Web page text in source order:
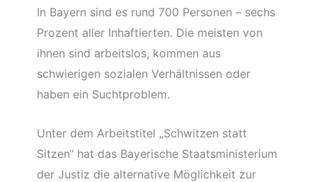
In Bayern sind es rund 700 Personen – sechs
Prozent aller Inhaftierten. Die meisten von
ihnen sind arbeitslos, kommen aus
schwierigen sozialen Verhältnissen oder
haben ein Suchtproblem.
Unter dem Arbeitstitel „Schwitzen statt
Sitzen“ hat das Bayerische Staatsministerium
der Justiz die alternative Möglichkeit zur